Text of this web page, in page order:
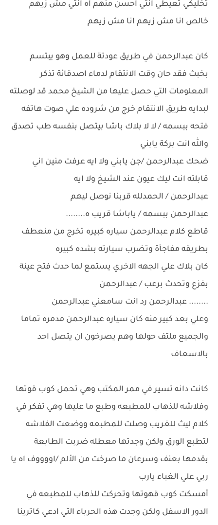
تخليكي تعيطي انتي احسن منهم اه انتي مش زيهم
خالص انا مش زيهم انا مش زيهم
كان عبدالرحمن في طريق عودتة للعمل وهو يبتسم
بخبث فقد حان وقت الانتقام لدماء اصدقائة تذكر
المعلومات التي حصل عليها من الشيخ محمد قد لوصلته
لبدايه طريق الانتقام خرج من شروده علي صوت هاتفه
فتحه ببسمه / لا لا بلاك باشا بيتصل بنفسه طب تصدق
والله انت بركة يابني
ضحك عبدالرحمن /جن يابني ولا ايه عرفت منين اني
قابلته انت ليك عيون عند الشيخ ولا ايه
عبدالرحمن / الحمدلله قربنا نوصل ليهم
عبدالرحمن ببسمه / ياباشا قريب ه........
قاطع كلام عبدالرحمن سياره كبيره تخرج من منعطف
بطريقه مفاجأة وتضرب سيارته بشده كبيره
كان بلاك علي الجهه الاخري يستمع لما حدث فتح عينة
بفزع وتحدث برعب / عبدالرحمن
........ عبدالرحمن رد انت سامعني عبدالرحمن
وعلي بعد كبير منه كان سياره عبدالرحمن مدمره تماما
والجميع ملتف حولها وهم يصرخون ان يتصل احد
بالاسعاف
كانت دانه تسير في ممر المكتب وهي تحمل كوب قوتها
وفلاشه للذهاب للمطبعه وطبع ما عليها وهي تفكر في
كلام ليث للغريب وصلت للمطبعه ووضعت الفلاشه
لتطبع الورق ولكن وجدتها معطله ضربت الطابعة
بقدمها بعنف وسرعان ما صرخت من الألم /اووووف اه يا
ربي علي الغباء يارب
أمسكت كوب قهوتها وتحركت للذهاب للمطبعه في
الدور الاسفل ولكن وجدت هذه الحرباء التي ادعي كاترينا